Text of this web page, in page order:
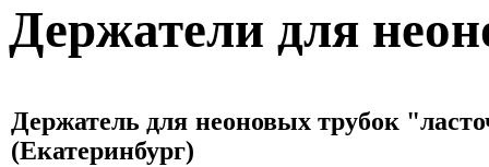
Держатели для
Держатель для неоновых трубок
(Екатеринбург)